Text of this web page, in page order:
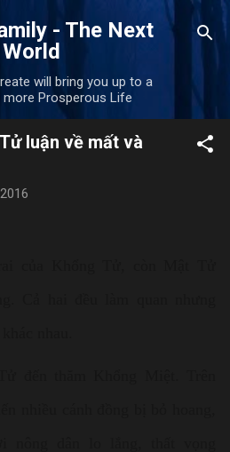
main content- The Next
World
will bring you up to a
more Prosperous Life
luận về mất và